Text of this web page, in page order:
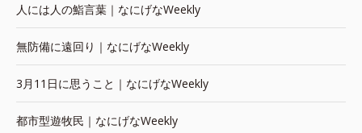
人には人の鮨言葉｜なにげなWeekly
無防備に遠回り｜なにげなWeekly
3月11日に思うこと｜なにげなWeekly
都市型遊牧民｜なにげなWeekly